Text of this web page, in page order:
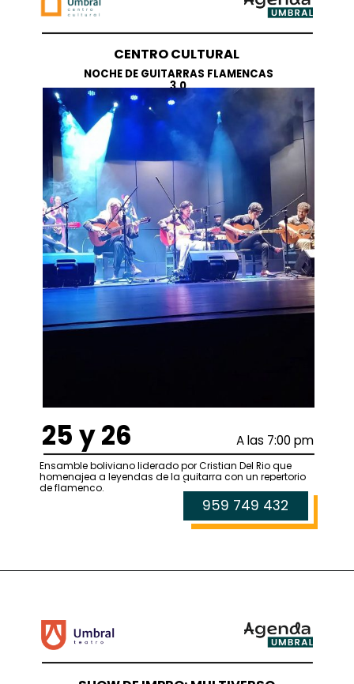
25 y 26 A las 7:00 pm
Ensamble boliviano liderado por Cristian Del Rio que
homenajea a leyendas de la guitarra con un repertorio
de flamenco.
959 749 432
CENTRO CULTURAL
NOCHE DE GUITARRAS FLAMENCAS
3.0